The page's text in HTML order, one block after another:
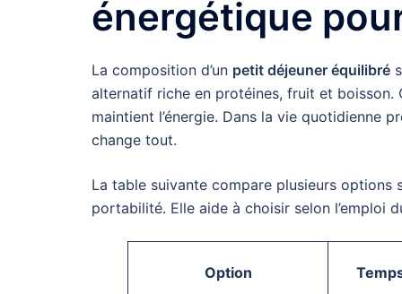
énergétique
La composition d’un petit déjeuner équilibré
alternatif riche en protéines, fruit et boisson.
maintient l’énergie. Dans la vie quotidienne
change tout.
La table suivante compare plusieurs
portabilité. Elle aide à choisir selon l’emploi
Option